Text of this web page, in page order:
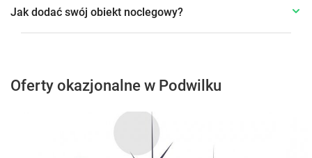
Jak dodać swój obiekt noclegowy?
Oferty okazjonalne w Podwilku